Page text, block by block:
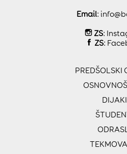
Email:
ZS:
ZS:
PREDŠOLSKI
DIJAKI